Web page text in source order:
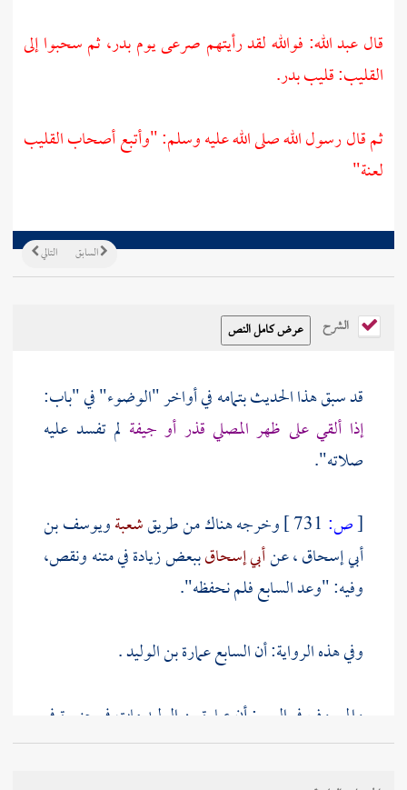
قالعبد الله: فوالله لقد رأيتهم صرعى يومبدر،ثم سحبوا إلى
القليب: قليببدر.
ثم قال رسول الله صلى الله عليه وسلم: "وأتبع أصحاب القليب
لعنة"
التالي السابق
الشرح
قد سبق هذا الحديث بتمامه في أواخر "الوضوء" في "باب:
إذا ألقي على ظهر المصلي قذر أو جيفة لم تفسد عليه
صلاته".
[ص: وخرجه هناك من طريقشعبةويوسف بن
أبي إسحاق، عنأبي إسحاقببعض زيادة في متنه ونقص،
وفيه: "وعد السابع فلم نحفظه".
وفي هذه الرواية: أن السابععمارة بن الوليد.
والمعروف في السير: أن عمارة بن الوليد مات في جزيرة في
أرضالحبشةفي يد ابن عمهعبد الله بن أبي ربيعة، وكان
النجاشي